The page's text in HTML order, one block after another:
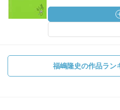
福嶋隆史の作品ラン